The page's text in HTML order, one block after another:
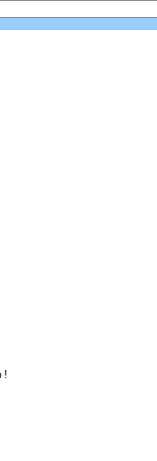
!